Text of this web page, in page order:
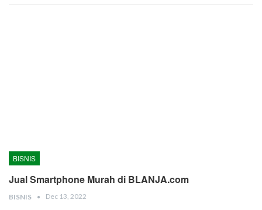
BISNIS
Jual Smartphone Murah di BLANJA.com
BISNIS Dec 13, 2022